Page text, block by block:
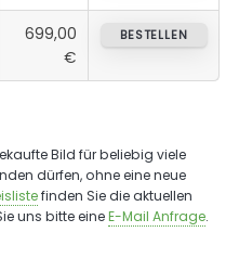
699,00
€
BESTELLEN
Bild für beliebig viele
dürfen, ohne eine neue
finden Sie die aktuellen
uns bitte eineE-Mail Anfrage.